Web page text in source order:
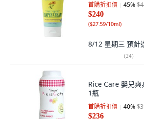
首購折扣價 45%
$240
($27.59/10ml)
8/12 星期三 預計
(24)
Rice Care 嬰兒
1瓶
首購折扣價 40%
$236